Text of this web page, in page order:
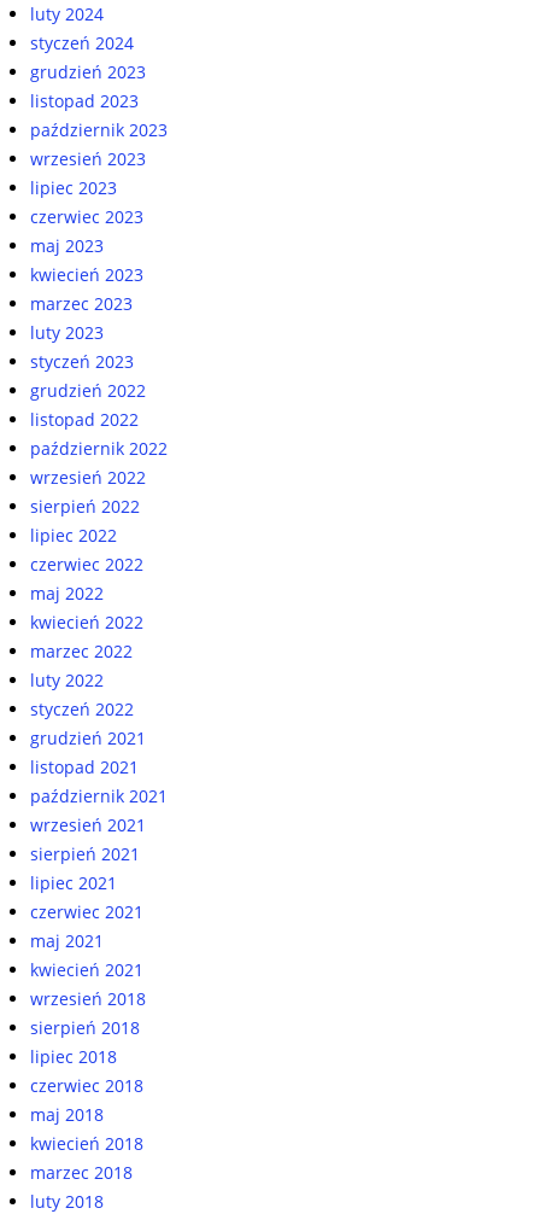
luty 2024
styczeń 2024
grudzień 2023
listopad 2023
październik 2023
wrzesień 2023
lipiec 2023
czerwiec 2023
maj 2023
kwiecień 2023
marzec 2023
luty 2023
styczeń 2023
grudzień 2022
listopad 2022
październik 2022
wrzesień 2022
sierpień 2022
lipiec 2022
czerwiec 2022
maj 2022
kwiecień 2022
marzec 2022
luty 2022
styczeń 2022
grudzień 2021
listopad 2021
październik 2021
wrzesień 2021
sierpień 2021
lipiec 2021
czerwiec 2021
maj 2021
kwiecień 2021
wrzesień 2018
sierpień 2018
lipiec 2018
czerwiec 2018
maj 2018
kwiecień 2018
marzec 2018
luty 2018